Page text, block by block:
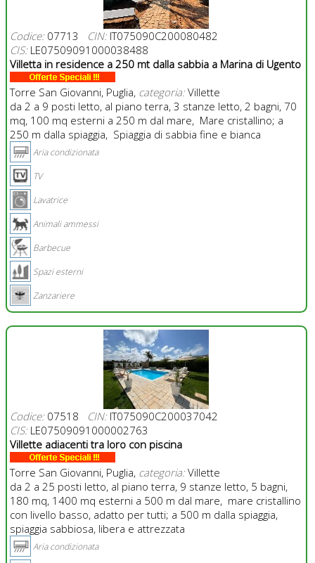
Codice:07713 CIN:IT075090C200080482
CIS:LE07509091000038488
Villetta in residence a 250 mt dalla sabbia a Marina di Ugento
Torre San Giovanni, Puglia, categoria:Villette
da 2 a 9 posti letto, al piano terra, 3 stanze letto, 2 bagni, 70
mq, 100 mq esterni a 250 m dal mare, Mare cristallino; a
250 m dalla spiaggia, Spiaggia di sabbia fine e bianca
Aria condizionata
TV
Lavatrice
Animali ammessi
Barbecue
Spazi esterni
Zanzariere
Codice:07518 CIN:IT075090C200037042
CIS:LE07509091000002763
Villette adiacenti tra loro con piscina
Torre San Giovanni, Puglia, categoria:Villette
da 2 a 25 posti letto, al piano terra, 9 stanze letto, 5 bagni,
180 mq, 1400 mq esterni a 500 m dal mare, mare cristallino
con livello basso, adatto per tutti; a 500 m dalla spiaggia,
spiaggia sabbiosa, libera e attrezzata
Aria condizionata